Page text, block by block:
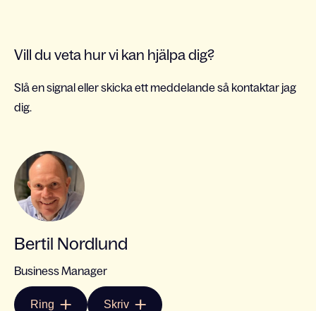
Vill du veta hur vi kan hjälpa dig?
Slå en signal eller skicka ett meddelande så kontaktar jag
dig.
Bertil Nordlund
Business Manager
Ring Skriv